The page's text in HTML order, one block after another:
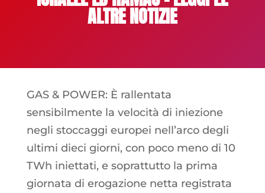
ALTRE NOTIZIE
GAS & POWER: È rallentata
sensibilmente la velocità di iniezione
negli stoccaggi europei nell’arco degli
ultimi dieci giorni, con poco meno di 10
TWh iniettati, e soprattutto la prima
giornata di erogazione netta registrata